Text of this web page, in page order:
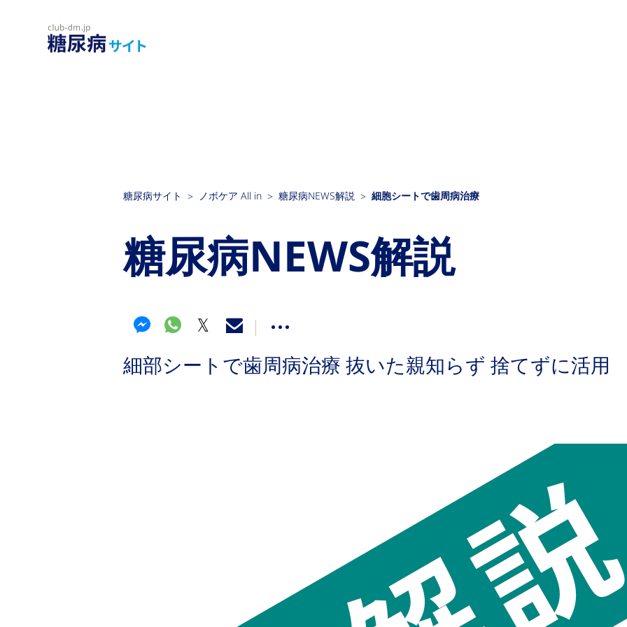
糖尿病サイト ノボケア All in 糖尿病NEWS解説 細胞シートで歯周病治療
糖尿病NEWS解説
細部シートで歯周病治療 抜いた親知らず 捨てずに活用